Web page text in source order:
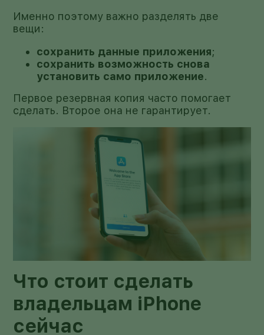
Именно поэтому важно разделять две
вещи:
сохранить данные приложения;
сохранить возможность снова
установить само приложение.
Первое резервная копия часто помогает
сделать. Второе она не гарантирует.
Что стоит сделать
владельцам iPhone
сейчас